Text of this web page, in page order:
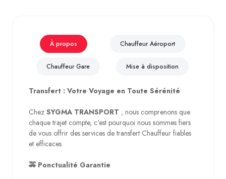
À propos Chauffeur Aéroport
Chauffeur Gare Mise à disposition
Transfert : Votre Voyage en Toute Sérénité
Chez SYGMA TRANSPORT , nous comprenons que
chaque trajet compte, c'est pourquoi nous sommes fiers
de vous offrir des services de transfert Chauffeur fiables
et efficaces.
🚕 Ponctualité Garantie